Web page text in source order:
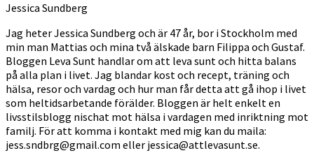
Jessica Sundberg
Jag heter Jessica Sundberg och är 47 år, bor i Stockholm med
min man Mattias och mina två älskade barn Filippa och Gustaf.
Bloggen Leva Sunt handlar om att leva sunt och hitta balans
på alla plan i livet. Jag blandar kost och recept, träning och
hälsa, resor och vardag och hur man får detta att gå ihop i livet
som heltidsarbetande förälder. Bloggen är helt enkelt en
livsstilsblogg nischat mot hälsa i vardagen med inriktning mot
familj. För att komma i kontakt med mig kan du maila:
jess.sndbrg@gmail.com eller jessica@attlevasunt.se.